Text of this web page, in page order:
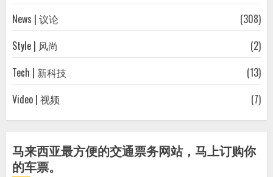
News | 议论
(308)
Style | 风尚
(2)
Tech | 新科技
(13)
Video | 视频
(7)
马来西亚最方便的交通票务网站，马上订购你
的车票。